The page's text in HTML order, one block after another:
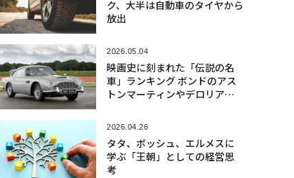
ク、大半は自動車のタイヤから
放出
2026.05.04
映画史に刻まれた「伝説の名
車」ランキング ボンドのアス
トンマーティンやデロリアン
2026.04.26
タタ、ボッシュ、エルメスに
学ぶ「王朝」としての経営思
考